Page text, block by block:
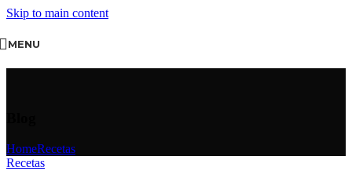
Skip to main content
MENU
HomeRecetas
Recetas